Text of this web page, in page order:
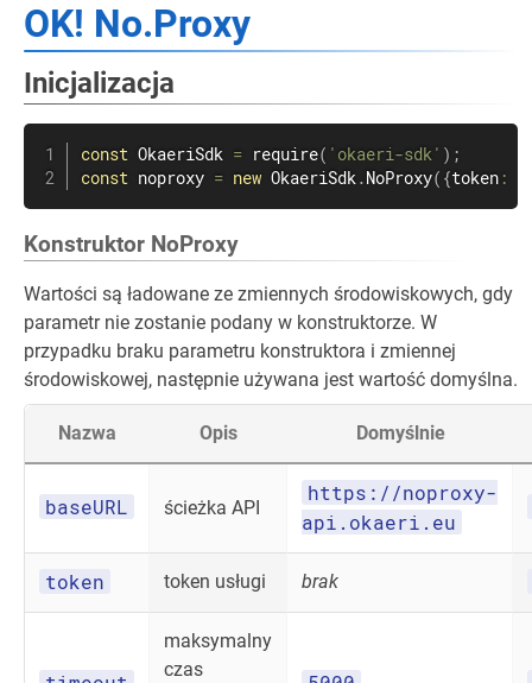
OK! No.Proxy
Inicjalizacja
const OkaeriSdk = require( 'okaeri-sdk' ) ;
const noproxy = new OkaeriSdk.NoProxy( {token :
Konstruktor NoProxy
Wartości są ładowane ze zmiennych środowiskowych, gdy
parametr nie zostanie podany w konstruktorze. W
przypadku braku parametru konstruktora i zmiennej
środowiskowej, następnie używana jest wartość domyślna.
Nazwa Opis Domyślnie
baseURL ścieżka API
https://noproxy-
api.okaeri.eu
token token usługi brak
maksymalny
czas